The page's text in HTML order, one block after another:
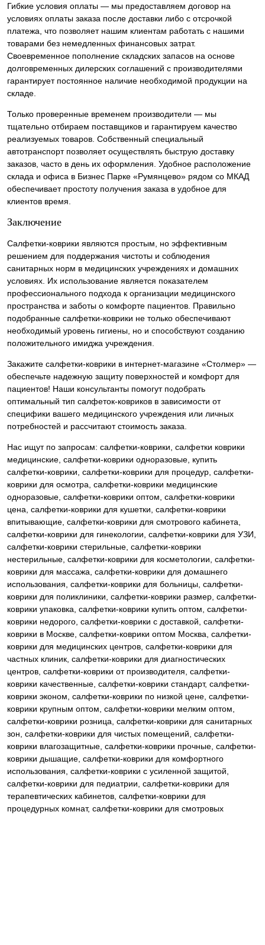
Гибкие условия оплаты — мы предоставляем договор на
условиях оплаты заказа после доставки либо с отсрочкой
платежа, что позволяет нашим клиентам работать с нашими
товарами без немедленных финансовых затрат.
Своевременное пополнение складских запасов на основе
долговременных дилерских соглашений с производителями
гарантирует постоянное наличие необходимой продукции на
складе.
Только проверенные временем производители — мы
тщательно отбираем поставщиков и гарантируем качество
реализуемых товаров. Собственный специальный
автотранспорт позволяет осуществлять быструю доставку
заказов, часто в день их оформления. Удобное расположение
склада и офиса в Бизнес Парке «Румянцево» рядом со МКАД
обеспечивает простоту получения заказа в удобное для
клиентов время.
Заключение
Салфетки-коврики являются простым, но эффективным
решением для поддержания чистоты и соблюдения
санитарных норм в медицинских учреждениях и домашних
условиях. Их использование является показателем
профессионального подхода к организации медицинского
пространства и заботы о комфорте пациентов. Правильно
подобранные салфетки-коврики не только обеспечивают
необходимый уровень гигиены, но и способствуют созданию
положительного имиджа учреждения.
Закажите салфетки-коврики в интернет-магазине «Столмер» —
обеспечьте надежную защиту поверхностей и комфорт для
пациентов! Наши консультанты помогут подобрать
оптимальный тип салфеток-ковриков в зависимости от
специфики вашего медицинского учреждения или личных
потребностей и рассчитают стоимость заказа.
Нас ищут по запросам: салфетки-коврики, салфетки коврики
медицинские, салфетки-коврики одноразовые, купить
салфетки-коврики, салфетки-коврики для процедур, салфетки-
коврики для осмотра, салфетки-коврики медицинские
одноразовые, салфетки-коврики оптом, салфетки-коврики
цена, салфетки-коврики для кушетки, салфетки-коврики
впитывающие, салфетки-коврики для смотрового кабинета,
салфетки-коврики для гинекологии, салфетки-коврики для УЗИ,
салфетки-коврики стерильные, салфетки-коврики
нестерильные, салфетки-коврики для косметологии, салфетки-
коврики для массажа, салфетки-коврики для домашнего
использования, салфетки-коврики для больницы, салфетки-
коврики для поликлиники, салфетки-коврики размер, салфетки-
коврики упаковка, салфетки-коврики купить оптом, салфетки-
коврики недорого, салфетки-коврики с доставкой, салфетки-
коврики в Москве, салфетки-коврики оптом Москва, салфетки-
коврики для медицинских центров, салфетки-коврики для
частных клиник, салфетки-коврики для диагностических
центров, салфетки-коврики от производителя, салфетки-
коврики качественные, салфетки-коврики стандарт, салфетки-
коврики эконом, салфетки-коврики по низкой цене, салфетки-
коврики крупным оптом, салфетки-коврики мелким оптом,
салфетки-коврики розница, салфетки-коврики для санитарных
зон, салфетки-коврики для чистых помещений, салфетки-
коврики влагозащитные, салфетки-коврики прочные, салфетки-
коврики дышащие, салфетки-коврики для комфортного
использования, салфетки-коврики с усиленной защитой,
салфетки-коврики для педиатрии, салфетки-коврики для
терапевтических кабинетов, салфетки-коврики для
процедурных комнат, салфетки-коврики для смотровых